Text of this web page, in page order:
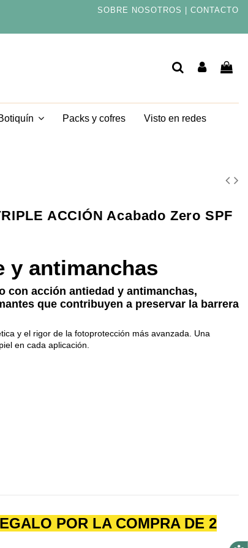
SOBRE NOSOTROS CONTACTO
Packs y cofres Visto en redes
ACCIÓN Acabado Zero SPF
y antimanchas
con acción antiedad y antimanchas,
que contribuyen a preservar la barrera
y el rigor de la fotoprotección más avanzada. Una
en cada aplicación.
POR LA COMPRA DE 2